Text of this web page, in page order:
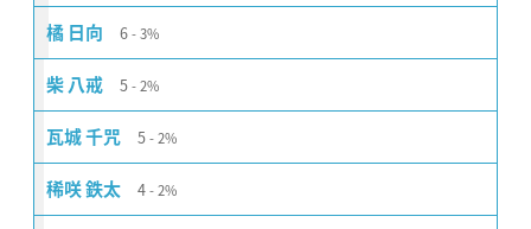
橘 日向 6 3%
柴 八戒 5 2%
瓦城 千咒 5 2%
稀咲 鉄太 4 2%